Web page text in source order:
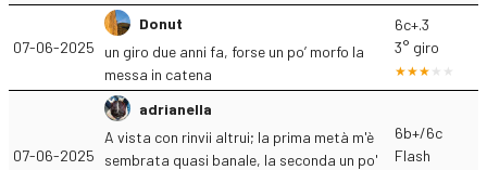
07-06-2025
Donut
un giro due anni fa, forse un po’ morfo la
messa in catena
6c+.3
3° giro
07-06-2025
adrianella
A vista con rinvii altrui; la prima metà m'è
sembrata quasi banale, la seconda un po'
6b+/6c
Flash